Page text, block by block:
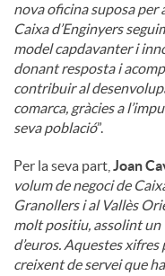
nova oficina suposa per
Caixa d’Enginyers
model capdavanter i
donant resposta i
contribuir al
comarca, gràcies a
seva població”.
Per la seva part, Joan
volum de negoci de
Granollers i al Vallès
molt positiu, assolint un
d’euros. Aquestes
creixent de servei que